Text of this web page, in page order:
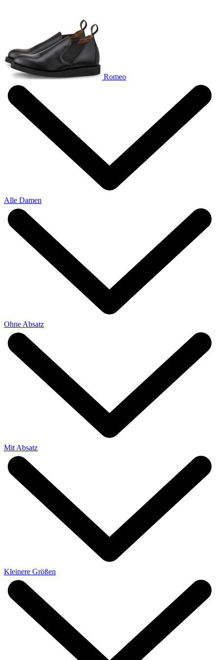
Romeo
Alle Damen
Ohne Absatz
Mit Absatz
Kleinere Größen